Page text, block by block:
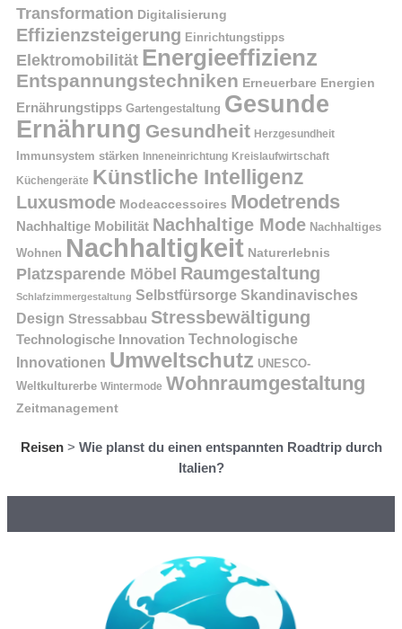
Transformation Digitalisierung
Effizienzsteigerung Einrichtungstipps
Elektromobilität Energieeffizienz
Entspannungstechniken Erneuerbare Energien
Ernährungstipps Gartengestaltung Gesunde
Ernährung Gesundheit Herzgesundheit
Immunsystem stärken Inneneinrichtung Kreislaufwirtschaft
Küchengeräte Künstliche Intelligenz
Luxusmode Modeaccessoires Modetrends
Nachhaltige Mobilität Nachhaltige Mode Nachhaltiges
Wohnen Nachhaltigkeit Naturerlebnis
Platzsparende Möbel Raumgestaltung
Schlafzimmergestaltung Selbstfürsorge Skandinavisches
Design Stressabbau Stressbewältigung
Technologische Innovation Technologische
Innovationen Umweltschutz UNESCO-
Weltkulturerbe Wintermode Wohnraumgestaltung
Zeitmanagement
Reisen> Wie planst du einen entspannten Roadtrip durch
Italien?